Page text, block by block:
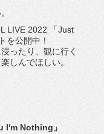
LIVE 2022 「Just
を公開中！
ったり、 観に行く
しんでほしい。
I'm Nothing」